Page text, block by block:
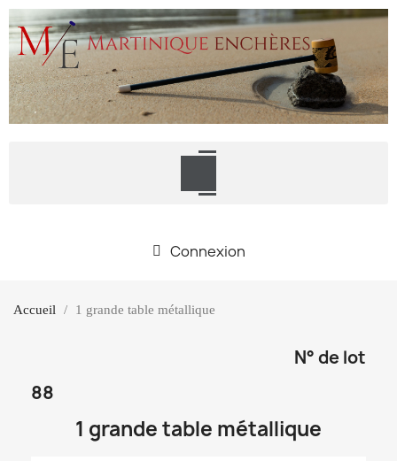
Connexion
Accueil 1 grande table métallique
N° de lot
88
1 grande table métallique